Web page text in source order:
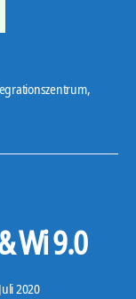
,
Wi 9.0
2020